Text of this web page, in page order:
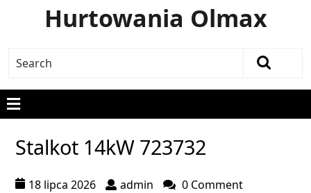
Hurtowania Olmax
Stalkot 14kW 723732
18 lipca 2026 admin 0 Comment